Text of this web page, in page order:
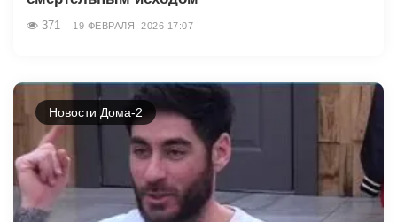
371 19 ФЕВРАЛЯ, 2026 17:07
Новости Дома-2